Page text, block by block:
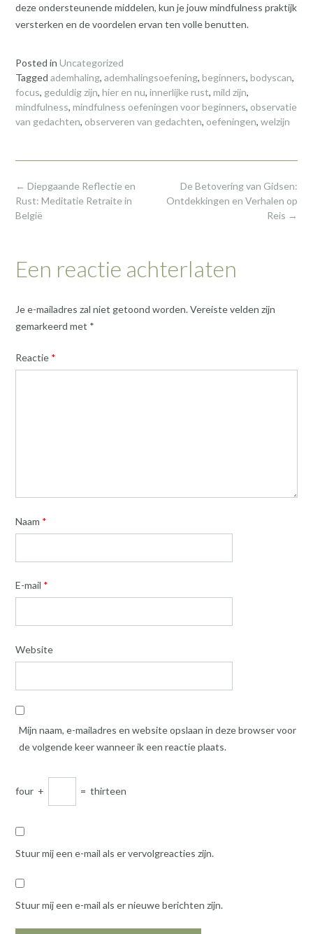
deze ondersteunende middelen, kun je jouw mindfulness praktijk
versterken en de voordelen ervan ten volle benutten.
Posted in Uncategorized
Tagged ademhaling, ademhalingsoefening, beginners, bodyscan,
focus, geduldig zijn, hier en nu, innerlijke rust, mild zijn,
mindfulness, mindfulness oefeningen voor beginners, observatie
van gedachten, observeren van gedachten, oefeningen, welzijn
Post
navigation
De Betovering van Gidsen:
Ontdekkingen en Verhalen op
Reis →
← Diepgaande Reflectie en
Rust: Meditatie Retraite in
België
Een reactie achterlaten
Je e-mailadres zal niet getoond worden.Vereiste velden zijn
gemarkeerd met *
Reactie *
Naam *
E-mail *
Website
Mijn naam, e-mailadres en website opslaan in deze browser voor
de volgende keer wanneer ik een reactie plaats.
four + = thirteen
Stuur mij een e-mail als er vervolgreacties zijn.
Stuur mij een e-mail als er nieuwe berichten zijn.